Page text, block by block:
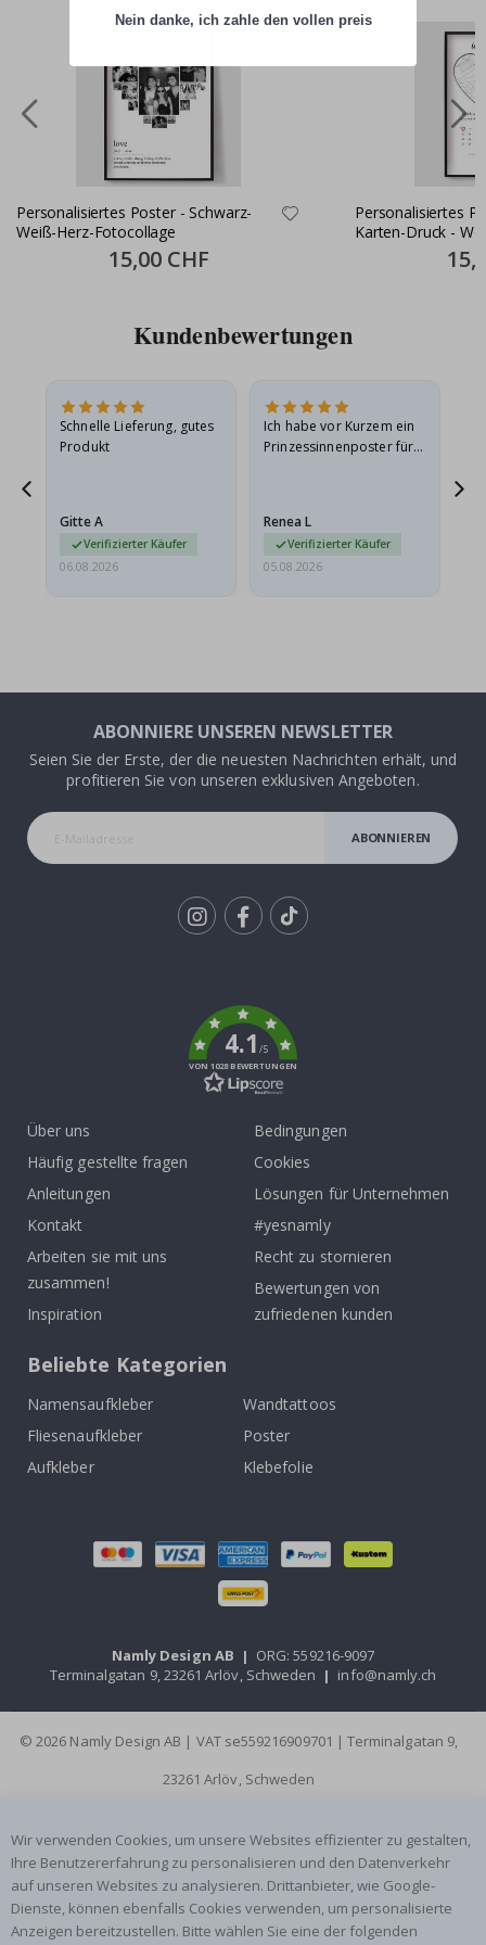
Personalisiertes Poster - Schwarz-
Weiß-Herz-Fotocollage
Special
Price
15,00 CHF
Personalisiertes
Karten-Druck -
Price
Kundenbewertungen
Schnelle Lieferung, gutes
Produkt
Gitte A
Verifizierter Käufer
06.08.2026
Ich habe vor Kurzem ein
Prinzessinnenposter für
beschädigt…
Renea L
Verifizierter Käufer
05.08.2026
ABONNIERE UNSEREN NEWSLETTER
Seien Sie der Erste, der die neuesten Nachrichten erhält, und
profitieren Sie von unseren exklusiven Angeboten.
ABONNIEREN
4.1/5
VON 1028 BEWERTUNGEN
Über uns
Häufig gestellte fragen
Anleitungen
Kontakt
Arbeiten sie mit uns
zusammen!
Inspiration
Bedingungen
Cookies
Lösungen für Unternehmen
#yesnamly
Recht zu stornieren
Bewertungen von
zufriedenen kunden
Beliebte Kategorien
Namensaufkleber
Wandtattoos
Fliesenaufkleber
Poster
Aufkleber
Klebefolie
Namly Design AB | ORG: 559216-9097
Terminalgatan 9, 23261 Arlöv, Schweden | info@namly.ch
© 2026 Namly Design AB | VAT se559216909701 | Terminalgatan 9,
23261 Arlöv, Schweden
Wir verwenden Cookies, um unsere Websites effizienter zu gestalten,
Ihre Benutzererfahrung zu personalisieren und den Datenverkehr
auf unseren Websites zu analysieren. Drittanbieter, wie Google-
Dienste, können ebenfalls Cookies verwenden, um personalisierte
Anzeigen bereitzustellen. Bitte wählen Sie eine der folgenden
Nein danke, ich zahle den vollen preis